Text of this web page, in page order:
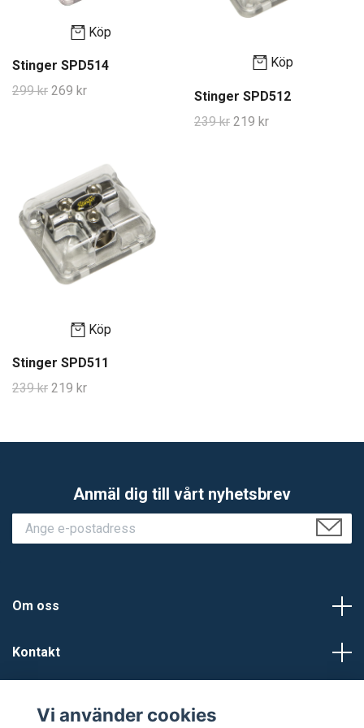
Köp
Stinger SPD514
299 kr 269 kr
Köp
Stinger SPD512
239 kr 219 kr
Köp
Stinger SPD511
239 kr 219 kr
Anmäl dig till vårt nyhetsbrev
Om oss
Kontakt
Vi använder cookies